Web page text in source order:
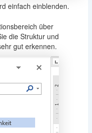
einfach einblenden.
über
die Struktur und
gut erkennen.